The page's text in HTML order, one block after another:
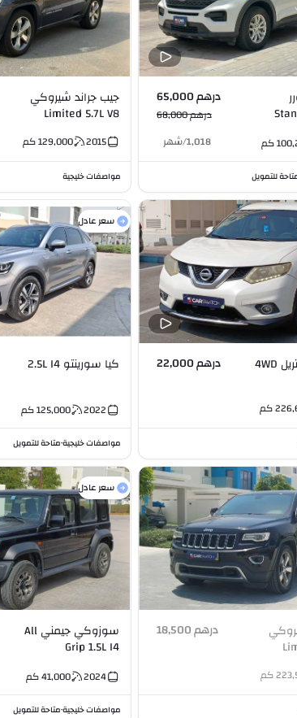
درهم 65,000
درهم 68,000
كم 1,018
/شهر
للتمويل
جيب جراند شيروكي
Limited 5.7L V8
2015
129,000كم
مواصفات خليجية
نيسان اكس تريل 4WD درهم 22,000
كم
سعر عادل
كيا سورينتو 2.5L I4
2022
125,000كم
مواصفات خليجية•متاحة للتمويل
درهم 18,500
كم
سعر عادل
سوزوكي جيمني All
Grip 1.5L I4
2024
41,000كم
مواصفات خليجية•متاحة للتمويل